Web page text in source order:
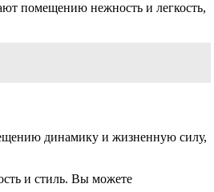
помещению нежность и легкость,
динамику и жизненную силу,
и стиль. Вы можете